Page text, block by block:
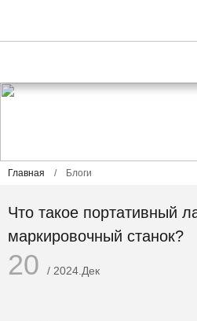
Главная / Блоги
Что такое портативный
маркировочный станок?
20 / 2024.Дек